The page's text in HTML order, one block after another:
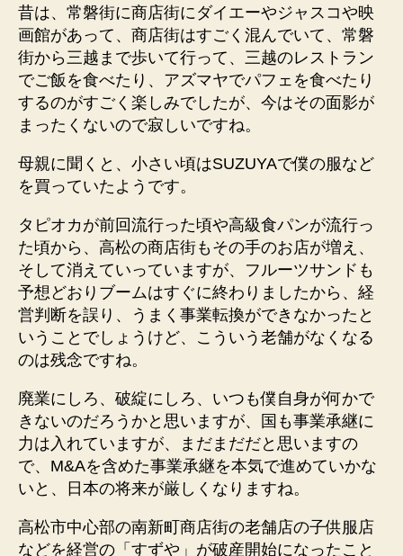
昔は、常磐街に商店街にダイエーやジャスコや映
画館があって、商店街はすごく混んでいて、常磐
街から三越まで歩いて行って、三越のレストラン
でご飯を食べたり、アズマヤでパフェを食べたり
するのがすごく楽しみでしたが、今はその面影が
まったくないので寂しいですね。
母親に聞くと、小さい頃はSUZUYAで僕の服など
を買っていたようです。
タピオカが前回流行った頃や高級食パンが流行っ
た頃から、高松の商店街もその手のお店が増え、
そして消えていっていますが、フルーツサンドも
予想どおりブームはすぐに終わりましたから、経
営判断を誤り、うまく事業転換ができなかったと
いうことでしょうけど、こういう老舗がなくなる
のは残念ですね。
廃業にしろ、破綻にしろ、いつも僕自身が何かで
きないのだろうかと思いますが、国も事業承継に
力は入れていますが、まだまだだと思いますの
で、M&Aを含めた事業承継を本気で進めていかな
いと、日本の将来が厳しくなりますね。
高松市中心部の南新町商店街の老舗店の子供服店
などを経営の「すずや」が破産開始になったこと